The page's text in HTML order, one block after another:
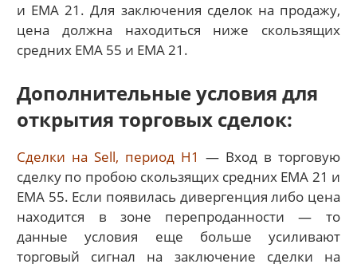
и ЕМА 21. Для заключения сделок на продажу,
цена должна находиться ниже скользящих
средних ЕМА 55 и ЕМА 21.
Дополнительные условия для
открытия торговых сделок:
Сделки на Sell, период Н1 — Вход в торговую
сделку по пробою скользящих средних ЕМА 21 и
ЕМА 55. Если появилась дивергенция либо цена
находится в зоне перепроданности — то
данные условия еще больше усиливают
торговый сигнал на заключение сделки на